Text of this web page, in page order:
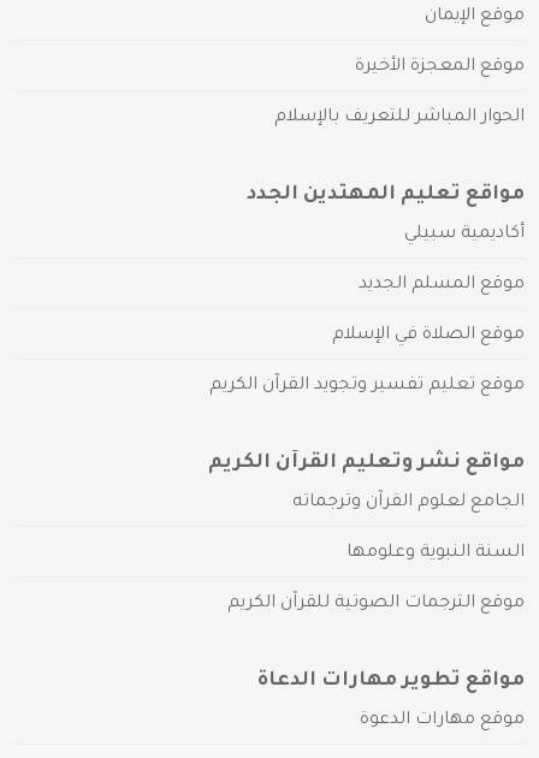
موقع الإيمان
موقع المعجزة الأخيرة
الحوار المباشر للتعريف بالإسلام
مواقع تعليم المهتدين الجدد
أكاديمية سبيلي
موقع المسلم الجديد
موقع الصلاة في الإسلام
موقع تعليم تفسير وتجويد القرآن الكريم
مواقع نشر وتعليم القرآن الكريم
الجامع لعلوم القرآن وترجماته
السنة النبوية وعلومها
موقع الترجمات الصوتية للقرآن الكريم
مواقع تطوير مهارات الدعاة
موقع مهارات الدعوة